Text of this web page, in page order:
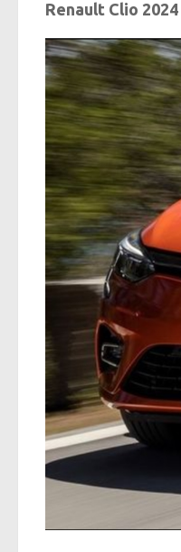
Renault Clio 2024